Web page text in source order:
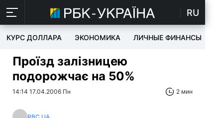
RU
КУРС ДОЛЛАРА ЭКОНОМИКА ЛИЧНЫЕ ФИНАНСЫ
Проїзд залізницею
подорожчає на 50%
14:14 17.04.2006 Пн 2 мин
RBC.UA